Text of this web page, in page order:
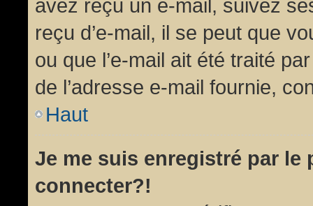
avez reçu un e-mail, suivez
reçu d’e-mail, il se peut que
ou que l’e-mail ait été traité
de l’adresse e-mail fournie,
Haut
Je me suis enregistré par le
connecter?!